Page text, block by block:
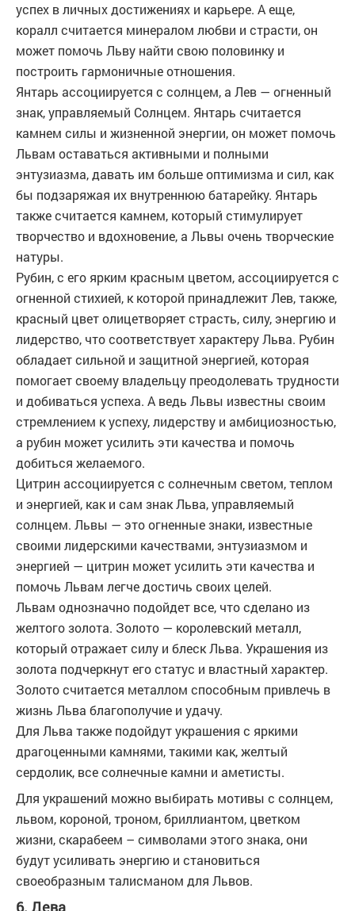
успех в личных достижениях и карьере. А еще,
коралл считается минералом любви и страсти, он
может помочь Льву найти свою половинку и
построить гармоничные отношения.
Янтарь ассоциируется с солнцем, а Лев — огненный
знак, управляемый Солнцем. Янтарь считается
камнем силы и жизненной энергии, он может помочь
Львам оставаться активными и полными
энтузиазма, давать им больше оптимизма и сил, как
бы подзаряжая их внутреннюю батарейку. Янтарь
также считается камнем, который стимулирует
творчество и вдохновение, а Львы очень творческие
натуры.
Рубин, с его ярким красным цветом, ассоциируется с
огненной стихией, к которой принадлежит Лев, также,
красный цвет олицетворяет страсть, силу, энергию и
лидерство, что соответствует характеру Льва. Рубин
обладает сильной и защитной энергией, которая
помогает своему владельцу преодолевать трудности
и добиваться успеха. А ведь Львы известны своим
стремлением к успеху, лидерству и амбициозностью,
а рубин может усилить эти качества и помочь
добиться желаемого.
Цитрин ассоциируется с солнечным светом, теплом
и энергией, как и сам знак Льва, управляемый
солнцем. Львы — это огненные знаки, известные
своими лидерскими качествами, энтузиазмом и
энергией — цитрин может усилить эти качества и
помочь Львам легче достичь своих целей.
Львам однозначно подойдет все, что сделано из
желтого золота. Золото — королевский металл,
который отражает силу и блеск Льва. Украшения из
золота подчеркнут его статус и властный характер.
Золото считается металлом способным привлечь в
жизнь Льва благополучие и удачу.
Для Льва также подойдут украшения с яркими
драгоценными камнями, такими как, желтый
сердолик, все солнечные камни и аметисты.
Для украшений можно выбирать мотивы с солнцем,
львом, короной, троном, бриллиантом, цветком
жизни, скарабеем – символами этого знака, они
будут усиливать энергию и становиться
своеобразным талисманом для Львов.